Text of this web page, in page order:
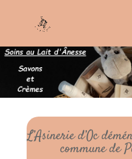
L’Asinerie d’Oc
commune de